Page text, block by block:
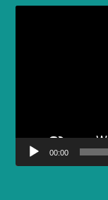
00:00